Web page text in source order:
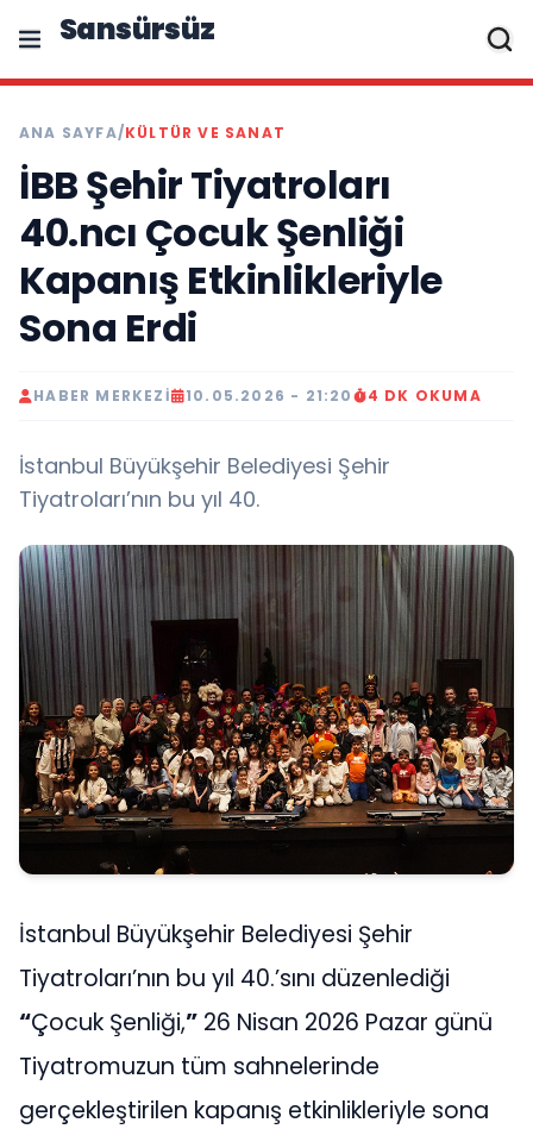
Sansürsüz
ANA SAYFA/KÜLTÜR VE SANAT
İBB Şehir Tiyatroları
40.ncı Çocuk Şenliği
Kapanış Etkinlikleriyle
Sona Erdi
HABER MERKEZI 10.05.2026 - 21:20 4 DK OKUMA
İstanbul Büyükşehir Belediyesi Şehir
Tiyatroları’nın bu yıl 40.
İstanbul Büyükşehir Belediyesi Şehir
Tiyatroları’nın bu yıl 40.’sını düzenlediği
“Çocuk Şenliği,” 26 Nisan 2026 Pazar günü
Tiyatromuzun tüm sahnelerinde
gerçekleştirilen kapanış etkinlikleriyle sona